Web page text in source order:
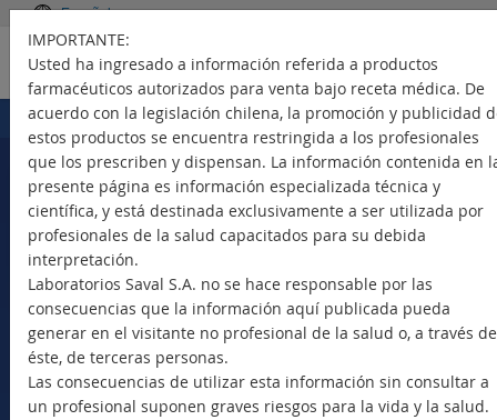
Español
Portada > Productos
Seleccione su país
Nuevos Productos
Marca Comercial
Principio Activo
IMPORTANTE:
Usted ha ingresado a información referida a productos
farmacéuticos autorizados para venta bajo receta médica. De
acuerdo con la legislación chilena, la promoción y publicidad
estos productos se encuentra restringida a los profesionales
que los prescriben y dispensan. La información contenida en
presente página es información especializada técnica y
científica, y está destinada exclusivamente a ser utilizada por
profesionales de la salud capacitados para su debida
interpretación.
Laboratorios Saval S.A. no se hace responsable por las
consecuencias que la información aquí publicada pueda
generar en el visitante no profesional de la salud o, a través de
éste, de terceras personas.
Las consecuencias de utilizar esta información sin consultar a
un profesional suponen graves riesgos para la vida y la salud.